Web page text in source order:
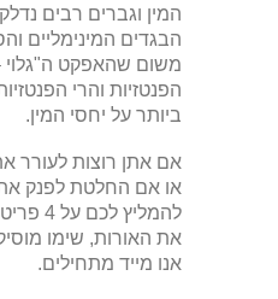
המין וגברים רבים
הבגדים המינימליים
משום שהאפקט
הפנטזיות והרי
ביותר על יחסי המין.
אם אתן רוצות לעורר
או אם החלטת לפנק
את האורות, שימו
אנו מייד מתחילים.